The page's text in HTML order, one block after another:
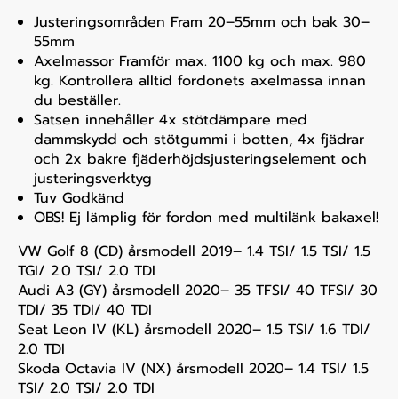
Justeringsområden Fram 20–55mm och bak 30–
55mm
Axelmassor Framför max. 1100 kg och max. 980
kg. Kontrollera alltid fordonets axelmassa innan
du beställer.
Satsen innehåller 4x stötdämpare med
dammskydd och stötgummi i botten, 4x fjädrar
och 2x bakre fjäderhöjdsjusteringselement och
justeringsverktyg
Tuv Godkänd
OBS! Ej lämplig för fordon med multilänk bakaxel!
VW Golf 8 (CD) årsmodell 2019– 1.4 TSI/ 1.5 TSI/ 1.5
TGI/ 2.0 TSI/ 2.0 TDI
Audi A3 (GY) årsmodell 2020– 35 TFSI/ 40 TFSI/ 30
TDI/ 35 TDI/ 40 TDI
Seat Leon IV (KL) årsmodell 2020– 1.5 TSI/ 1.6 TDI/
2.0 TDI
Skoda Octavia IV (NX) årsmodell 2020– 1.4 TSI/ 1.5
TSI/ 2.0 TSI/ 2.0 TDI